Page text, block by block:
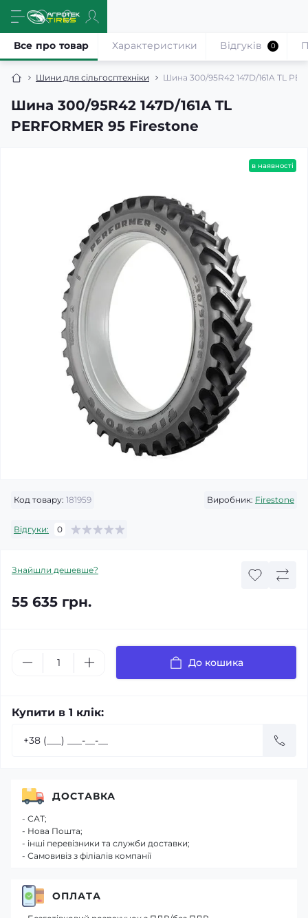
Шини для сільгосптехніки Шина 300/95R42 147D/161A TL
Шина 300/95R42 147D/161A TL
PERFORMER 95 Firestone
Все про товар Характеристики Відгуків 0
в наявності
Код товару: 181959 Виробник: Firestone
Відгуки: 0
Знайшли дешевше?
55 635 грн.
До кошика
Купити в 1 клік:
ДОСТАВКА
- САТ;
- Нова Пошта;
- інші перевізники та служби доставки;
- Самовивіз з філіалів компанії
ОПЛАТА